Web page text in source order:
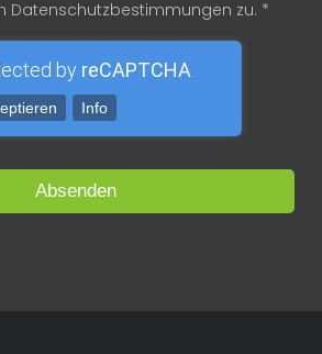
Datenschutzbestimmungen zu. *
by reCAPTCHA
Info